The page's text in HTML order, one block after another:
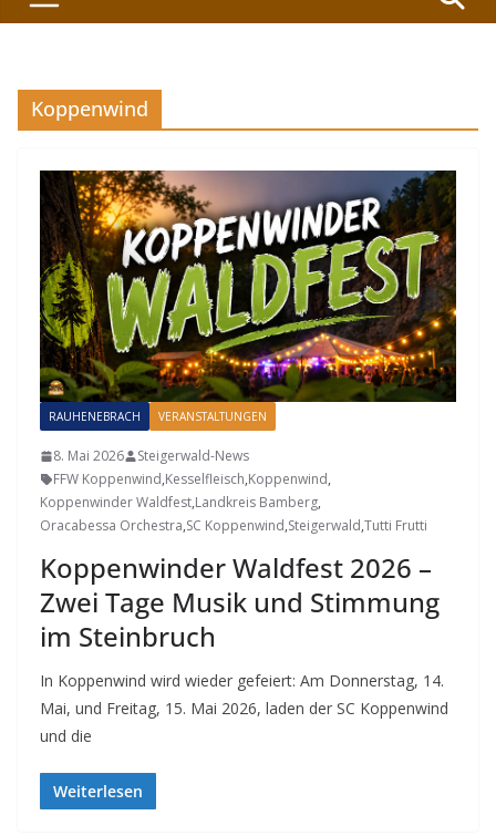
Koppenwind
RAUHENEBRACH VERANSTALTUNGEN
8. Mai 2026
Steigerwald-News
FFW Koppenwind,Kesselfleisch,Koppenwind,
Koppenwinder Waldfest,Landkreis Bamberg,
Oracabessa Orchestra,SC Koppenwind,Steigerwald,Tutti Frutti
Koppenwinder Waldfest 2026 –
Zwei Tage Musik und Stimmung
im Steinbruch
In Koppenwind wird wieder gefeiert: Am Donnerstag, 14.
Mai, und Freitag, 15. Mai 2026, laden der SC Koppenwind
und die
Weiterlesen